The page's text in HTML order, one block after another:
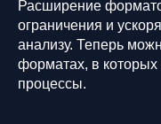
Расширение
ограничения и
анализу. Теперь
форматах, в которых
процессы.